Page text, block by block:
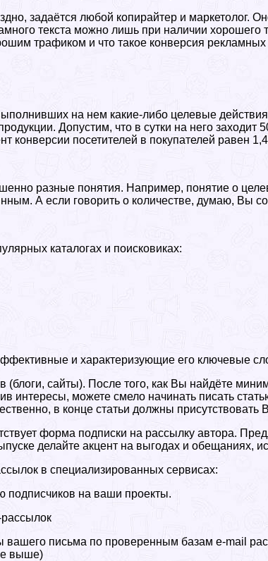
задаётся любой копирайтер и маркетолог.
текста можно лишь при наличии
трафиком и что такое конверсия
на нем какие-либо целевые
Допустим, что в сутки на него
конверсии посетителей в покупателей равен
разные понятия. Например, понятие о
А если говорить о количестве, думаю, Вы
каталогах и поисковиках:
и характеризующие его ключевые
(блоги, сайты). После того, как Вы найдёте
интересы, можете смело начинать писать
в конце статьи должны
форма подписки на рассылку автора.
делайте акцент на выгодах и обещаниях,
в специализированных сервисах:
на ваши проекты.
вашего письма по проверенным базам e-mail
выше)